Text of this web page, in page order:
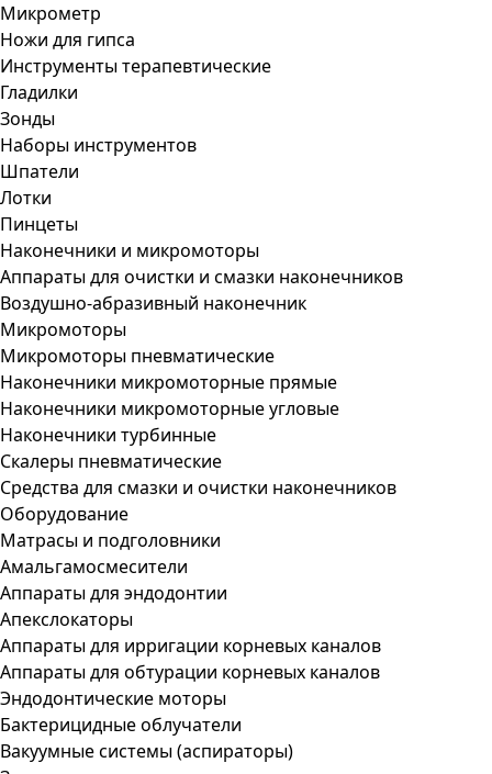
Микрометр
Ножи для гипса
Инструменты терапевтические
Гладилки
Зонды
Наборы инструментов
Шпатели
Лотки
Пинцеты
Наконечники и микромоторы
Аппараты для очистки и смазки наконечников
Воздушно-абразивный наконечник
Микромоторы
Микромоторы пневматические
Наконечники микромоторные прямые
Наконечники микромоторные угловые
Наконечники турбинные
Скалеры пневматические
Средства для смазки и очистки наконечников
Оборудование
Матрасы и подголовники
Амальгамосмесители
Аппараты для эндодонтии
Апекслокаторы
Аппараты для ирригации корневых каналов
Аппараты для обтурации корневых каналов
Эндодонтические моторы
Бактерицидные облучатели
Вакуумные системы (аспираторы)